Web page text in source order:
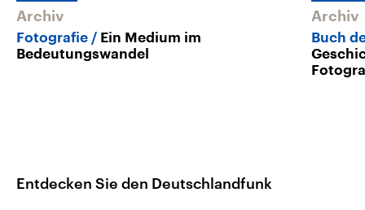
Archiv
Fotografie
Ein Medium im
Bedeutungswandel
Archiv
Buch
Entdecken Sie den Deutschlandfunk